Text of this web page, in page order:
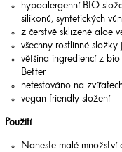
hypoalergenní BIO
silikonů, syntetických
z čerstvě sklizené aloe
všechny rostlinné
většina ingrediencí z
Better
netestováno na
vegan friendly složení
Použití
Naneste malé